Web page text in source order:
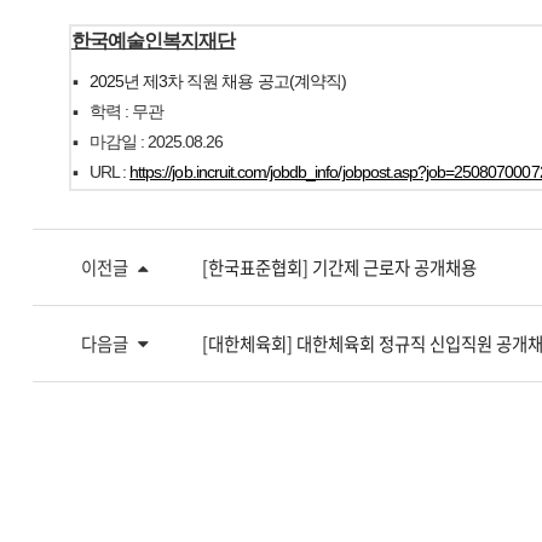
한국예술인복지재단
· 2025년 제3차 직원 채용 공고(계약직)
· 학력 : 무관
· 마감일 : 2025.08.26
· URL : https://job.incruit.com/jobdb_info/
이전글 [한국표준협회] 기간제 근로자 공개채용
다음글 [대한체육회] 대한체육회 정규직 신입직원 공개